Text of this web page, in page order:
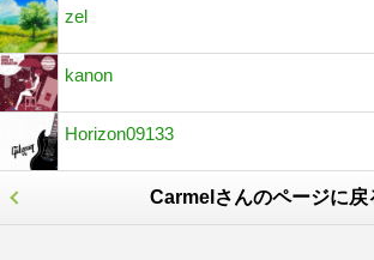
zel
kanon
Horizon09133
Carmelさんのページに戻